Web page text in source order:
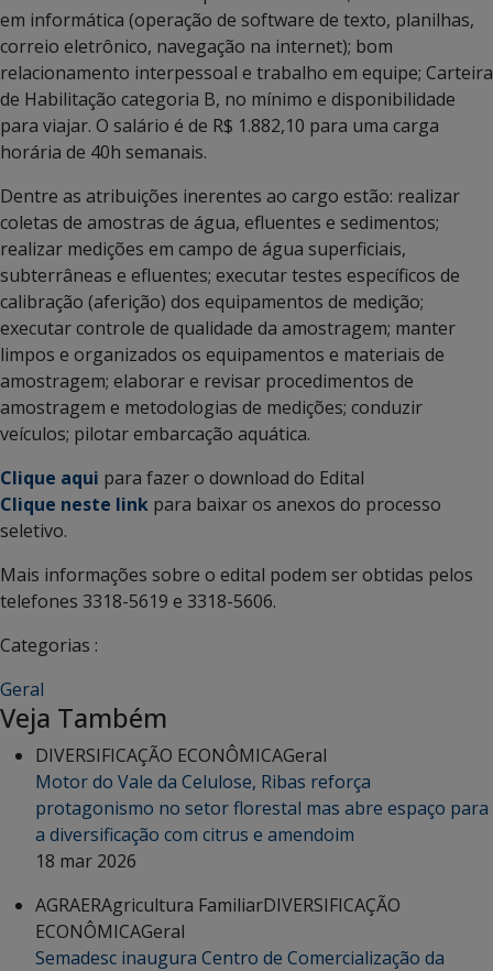
em informática (operação de software de texto, planilhas,
correio eletrônico, navegação na internet); bom
relacionamento interpessoal e trabalho em equipe; Carteira
de Habilitação categoria B, no mínimo e disponibilidade
para viajar. O salário é de R$ 1.882,10 para uma carga
horária de 40h semanais.
Dentre as atribuições inerentes ao cargo estão: realizar
coletas de amostras de água, efluentes e sedimentos;
realizar medições em campo de água superficiais,
subterrâneas e efluentes; executar testes específicos de
calibração (aferição) dos equipamentos de medição;
executar controle de qualidade da amostragem; manter
limpos e organizados os equipamentos e materiais de
amostragem; elaborar e revisar procedimentos de
amostragem e metodologias de medições; conduzir
veículos; pilotar embarcação aquática.
Clique aqui para fazer o download do Edital
Clique neste link para baixar os anexos do processo
seletivo.
Mais informações sobre o edital podem ser obtidas pelos
telefones 3318-5619 e 3318-5606.
Categorias :
Geral
Veja Também
DIVERSIFICAÇÃO ECONÔMICAGeral
Motor do Vale da Celulose, Ribas reforça
protagonismo no setor florestal mas abre espaço para
a diversificação com citrus e amendoim
18 mar 2026
AGRAERAgricultura FamiliarDIVERSIFICAÇÃO
ECONÔMICAGeral
Semadesc inaugura Centro de Comercialização da